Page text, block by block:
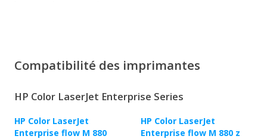
Compatibilité des imprimantes
HP Color LaserJet Enterprise Series
HP Color LaserJet
Enterprise flow M 880
HP Color LaserJet
Enterprise flow M 880 z